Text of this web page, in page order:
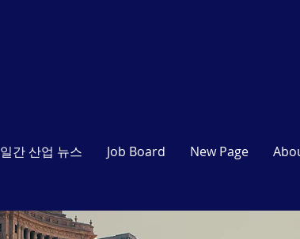
일간 산업 뉴스 Job Board New Page